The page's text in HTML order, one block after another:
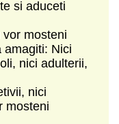
si aduceti
mosteni
amagiti: Nici
nici adulterii,
nici
mosteni